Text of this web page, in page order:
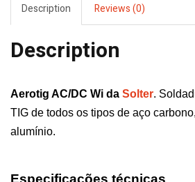
Description Reviews (0)
Description
Aerotig AC/DC Wi da Solter.
TIG de todos os tipos de aço
alumínio.
Especificações técnicas